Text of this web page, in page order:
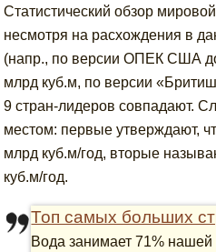
Статистический обзор
несмотря на расхождения в
(напр., по версии ОПЕК США
млрд куб.м, по версии
9 стран-лидеров совпадают.
местом: первые утверждают,
млрд куб.м/год, вторые
куб.м/год.
Топ самых больших
Вода занимает 71% нашей